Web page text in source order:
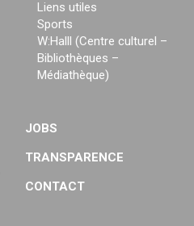
Liens utiles
Sports
W:Halll (Centre culturel –
Bibliothèques –
Médiathèque)
JOBS
TRANSPARENCE
CONTACT